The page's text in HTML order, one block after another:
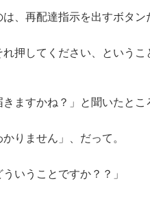
、再配達指示を出すボタン
れ押してください、というこ
きますかね？」と聞いたとこ
かりません」、だって。
ういうことですか？？」